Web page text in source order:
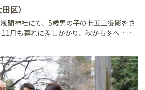
区）
間神社にて、5歳男の子の七五三撮影をさ
11月も暮れに差しかかり、秋から冬へ……